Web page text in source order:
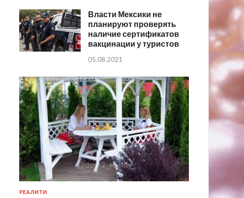
Власти Мексики не
планируют проверять
наличие сертификатов
вакцинации у туристов
05.08.2021
РЕАЛИТИ